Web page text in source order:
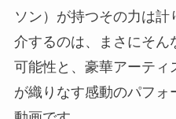
ソン）が持つその力は
介するのは、まさにそん
可能性と、豪華アーティ
が織りなす感動のパフ